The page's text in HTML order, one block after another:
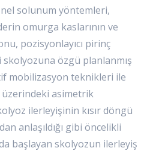
solunum yöntemleri,
omurga kaslarının ve
pozisyonlayıcı pirinç
özgü planlanmış
mobilizasyon teknikleri ile
asimetrik
ilerleyişinin kısır döngü
anlaşıldığı gibi öncelikli
başlayan skolyozun ilerleyiş